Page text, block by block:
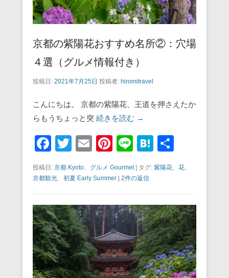
京都の紫陽花おすすめ名所②：穴場
４選（グルメ情報付き）
投稿日: 2021年7月25日 投稿者: hiromitravel
こんにちは。 京都の紫陽花、王道を押さえたか
らもうちょっと突 続きを読む →
F
a
c
b
o
o
k
T
tt
E
m
ail
Pi
er
st
Li
e
H
at
e
a
有
投稿日: 京都 Kyoto、 グルメ Gourmet| タグ: 紫陽花、 花、
京都観光、 初夏 Early Summer | 2件の返信